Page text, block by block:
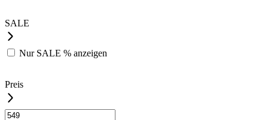
SALE
Nur SALE % anzeigen
Preis